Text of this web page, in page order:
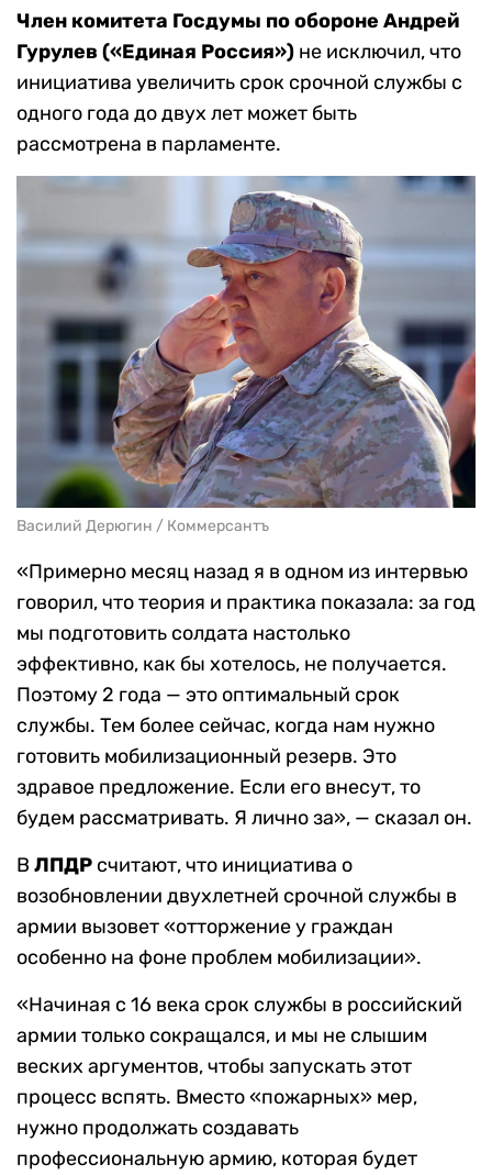
Член комитета Госдумы по обороне Андрей
Гурулев («Единая Россия») не исключил, что
инициатива увеличить срок срочной службы с
одного года до двух лет может быть
рассмотрена в парламенте.
Василий Дерюгин / Коммерсантъ
«Примерно месяц назад я в одном из интервью
говорил, что теория и практика показала: за год
мы подготовить солдата настолько
эффективно, как бы хотелось, не получается.
Поэтому 2 года — это оптимальный срок
службы. Тем более сейчас, когда нам нужно
готовить мобилизационный резерв. Это
здравое предложение. Если его внесут, то
будем рассматривать. Я лично за», — сказал он.
В ЛПДР считают, что инициатива о
возобновлении двухлетней срочной службы в
армии вызовет «отторжение у граждан
особенно на фоне проблем мобилизации».
«Начиная с 16 века срок службы в российский
армии только сокращался, и мы не слышим
веских аргументов, чтобы запускать этот
процесс вспять. Вместо «пожарных» мер,
нужно продолжать создавать
профессиональную армию, которая будет